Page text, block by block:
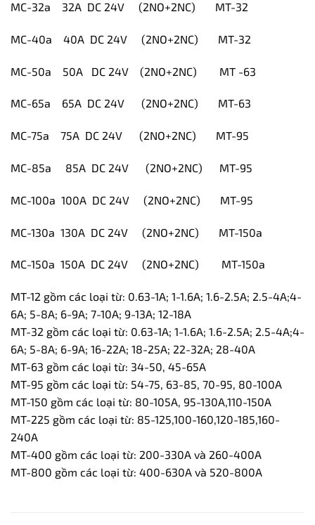
MC-32a 32A DC 24V (2NO+2NC) MT-32
MC-40a 40A DC 24V (2NO+2NC) MT-32
MC-50a 50A DC 24V (2NO+2NC) MT -63
MC-65a 65A DC 24V (2NO+2NC) MT-63
MC-75a 75A DC 24V (2NO+2NC) MT-95
MC-85a 85A DC 24V (2NO+2NC) MT-95
MC-100a 100A DC 24V (2NO+2NC) MT-95
MC-130a 130A DC 24V (2NO+2NC) MT-150a
MC-150a 150A DC 24V (2NO+2NC) MT-150a
MT-12 gồm các loại từ: 0.63-1A; 1-1.6A; 1.6-2.5A; 2.5-4A;4-
6A; 5-8A; 6-9A; 7-10A; 9-13A; 12-18A
MT-32 gồm các loại từ: 0.63-1A; 1-1.6A; 1.6-2.5A; 2.5-4A;4-
6A; 5-8A; 6-9A; 16-22A; 18-25A; 22-32A; 28-40A
MT-63 gồm các loại từ: 34-50, 45-65A
MT-95 gồm các loại từ: 54-75, 63-85, 70-95, 80-100A
MT-150 gồm các loại từ: 80-105A, 95-130A,110-150A
MT-225 gồm các loại từ: 85-125,100-160,120-185,160-
240A
MT-400 gồm các loại từ: 200-330A và 260-400A
MT-800 gồm các loại từ: 400-630A và 520-800A